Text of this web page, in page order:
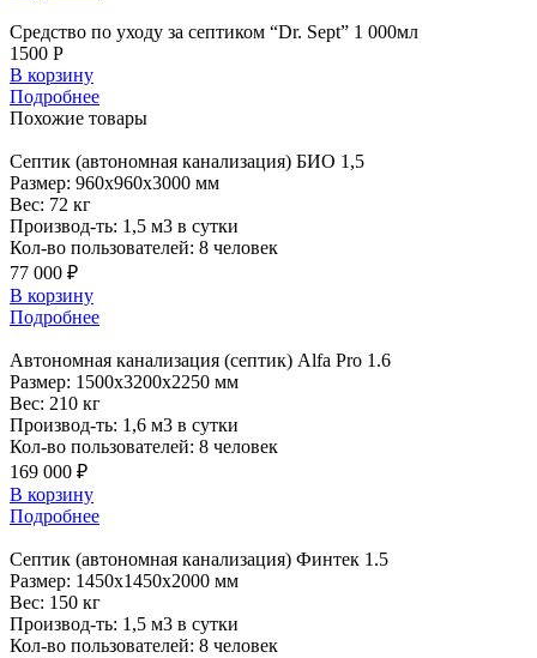
Средство по уходу за септиком “Dr. Sept” 1 000мл
1500 Р
В корзину
Подробнее
Похожие товары
Септик (автономная канализация) БИО 1,5
Размер: 960x960x3000 мм
Вес: 72 кг
Производ-ть: 1,5 м3 в сутки
Кол-во пользователей: 8 человек
77 000 ₽
В корзину
Подробнее
Автономная канализация (септик) Alfa Pro 1.6
Размер: 1500x3200x2250 мм
Вес: 210 кг
Производ-ть: 1,6 м3 в сутки
Кол-во пользователей: 8 человек
169 000 ₽
В корзину
Подробнее
Септик (автономная канализация) Финтек 1.5
Размер: 1450x1450x2000 мм
Вес: 150 кг
Производ-ть: 1,5 м3 в сутки
Кол-во пользователей: 8 человек